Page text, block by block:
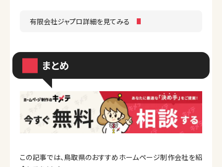
有限会社ジャプロ詳細を見てみる
まとめ
この記事では、鳥取県のおすすめホームページ制作会社を紹